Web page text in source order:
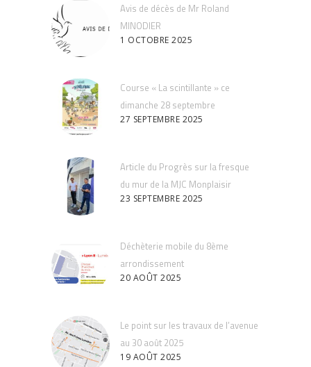
Avis de décès de Mr Roland
MINODIER
1 OCTOBRE 2025
Course « La scintillante » ce
dimanche 28 septembre
27 SEPTEMBRE 2025
Article du Progrès sur la fresque
du mur de la MJC Monplaisir
23 SEPTEMBRE 2025
Déchèterie mobile du 8ème
arrondissement
20 AOÛT 2025
Le point sur les travaux de l’avenue
au 30 août 2025
19 AOÛT 2025